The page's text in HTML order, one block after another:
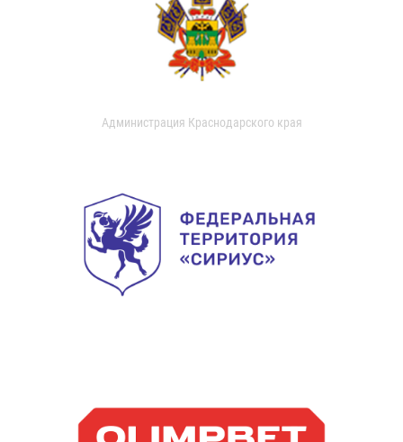
Администрация Краснодарского края